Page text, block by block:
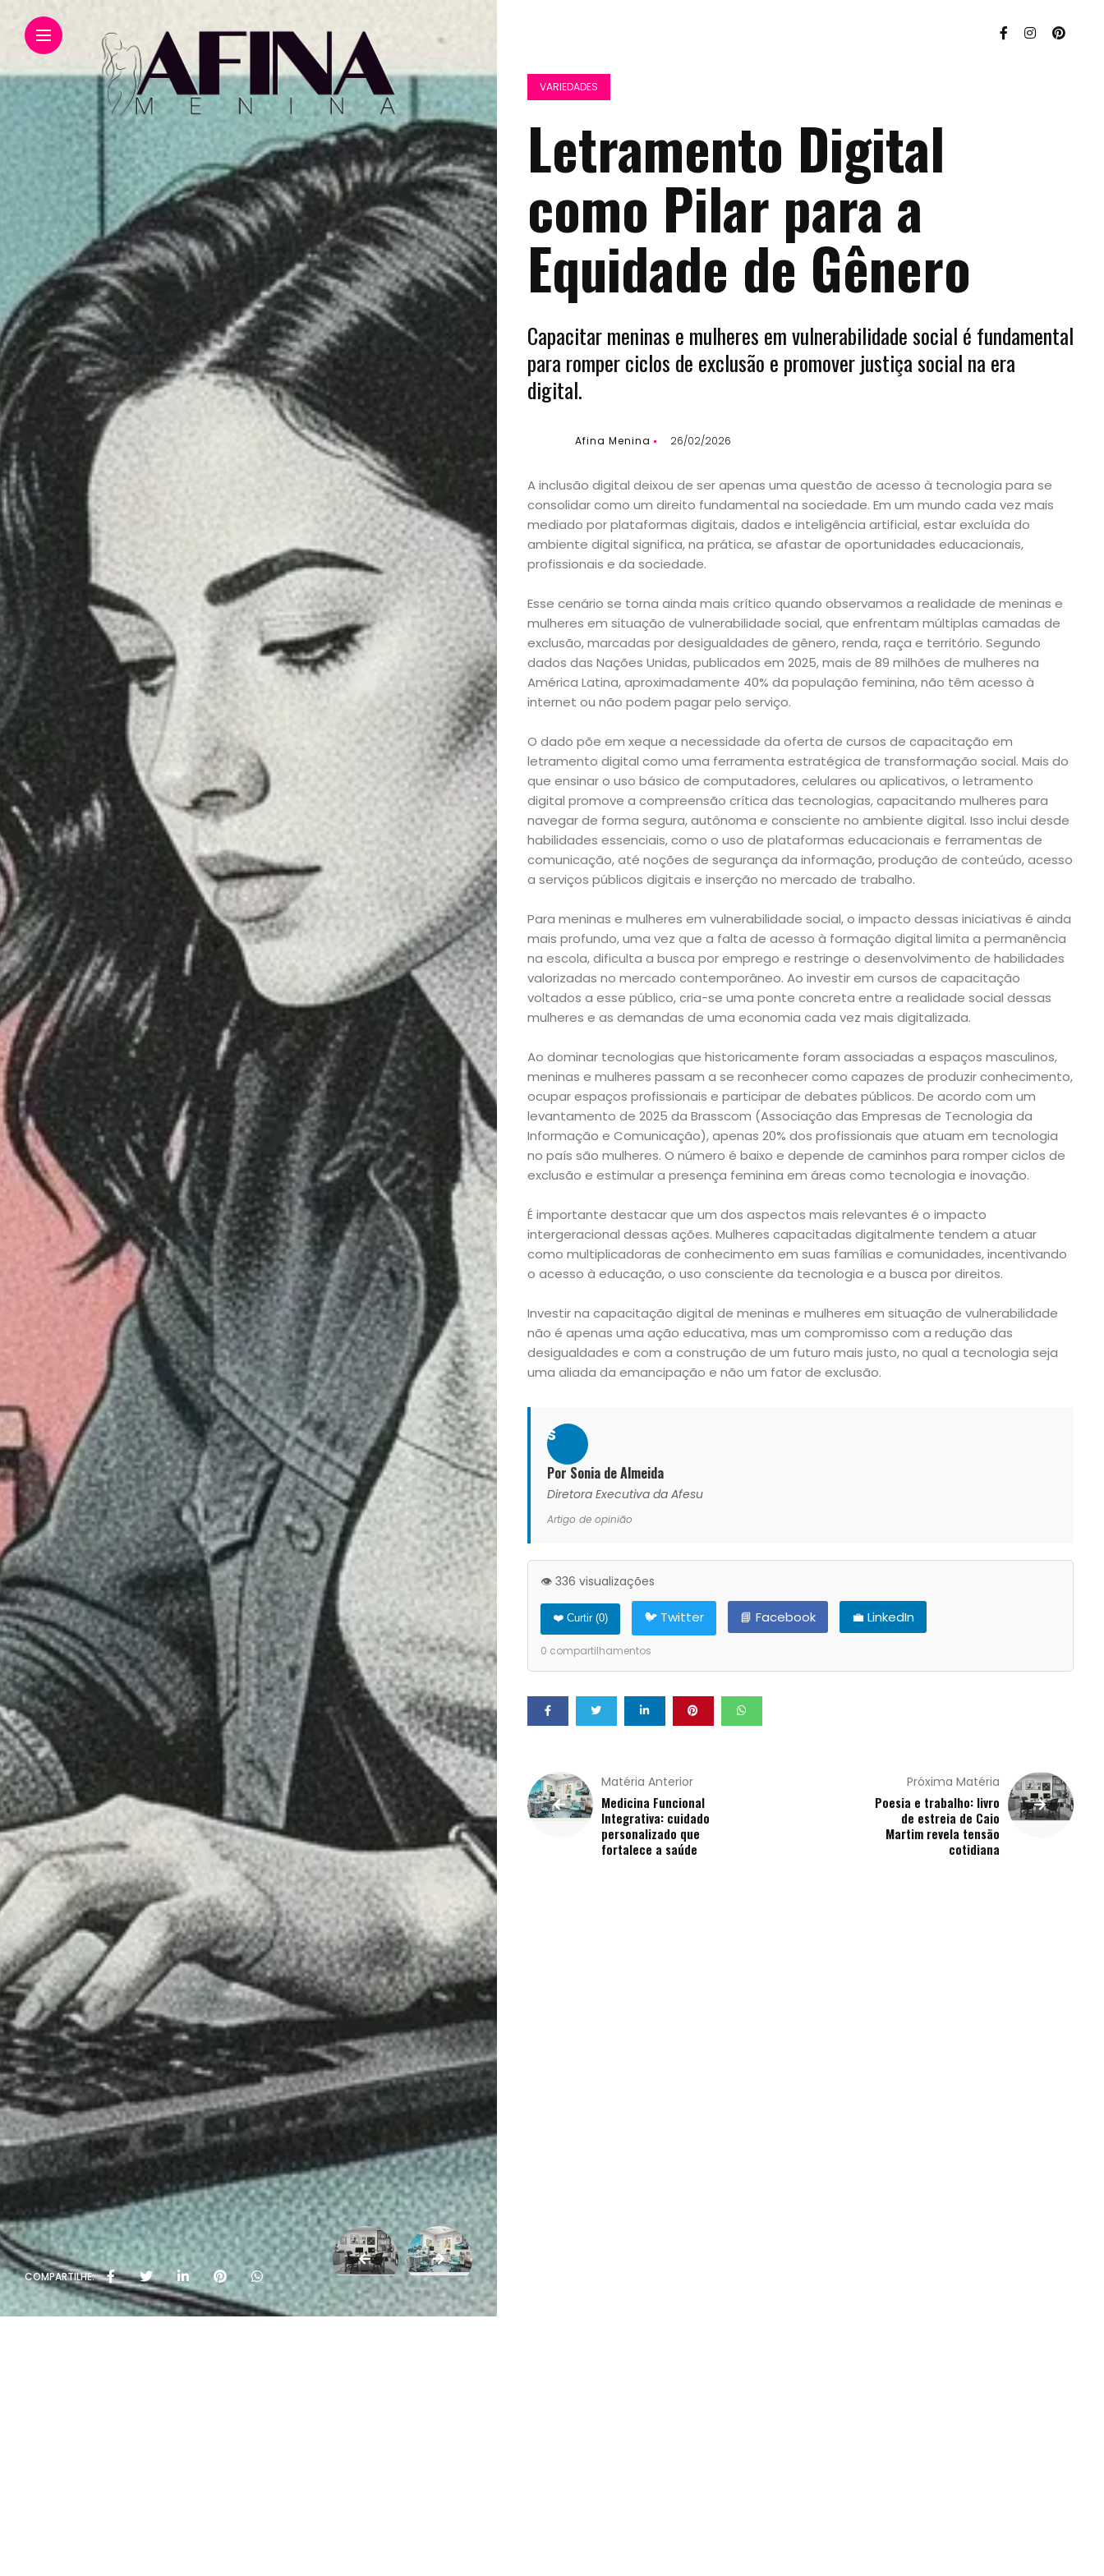
Início
Academia
Beleza
Bora
lá!
Casa
e
Decoração
Exclusiva
Homem
Mães
&
Filhos
Notícias
Opinião
Pets
Receitas
Saúde
e
de
Vida
COMPARTILHE:
VARIEDADES
Letramento Digital
como Pilar para a
Equidade de Gênero
Capacitar meninas e mulheres em vulnerabilidade social é fundamental
para romper ciclos de exclusão e promover justiça social na era
digital.
Afina Menina 26/02/2026
A inclusão digital deixou de ser apenas uma questão de acesso à tecnologia para se
consolidar como um direito fundamental na sociedade. Em um mundo cada vez mais
mediado por plataformas digitais, dados e inteligência artificial, estar excluída do
ambiente digital significa, na prática, se afastar de oportunidades educacionais,
profissionais e da sociedade.
Esse cenário se torna ainda mais crítico quando observamos a realidade de meninas e
mulheres em situação de vulnerabilidade social, que enfrentam múltiplas camadas de
exclusão, marcadas por desigualdades de gênero, renda, raça e território. Segundo
dados das Nações Unidas, publicados em 2025, mais de 89 milhões de mulheres na
América Latina, aproximadamente 40% da população feminina, não têm acesso à
internet ou não podem pagar pelo serviço.
O dado põe em xeque a necessidade da oferta de cursos de capacitação em
letramento digital como uma ferramenta estratégica de transformação social. Mais do
que ensinar o uso básico de computadores, celulares ou aplicativos, o letramento
digital promove a compreensão crítica das tecnologias, capacitando mulheres para
navegar de forma segura, autônoma e consciente no ambiente digital. Isso inclui desde
habilidades essenciais, como o uso de plataformas educacionais e ferramentas de
comunicação, até noções de segurança da informação, produção de conteúdo, acesso
a serviços públicos digitais e inserção no mercado de trabalho.
Para meninas e mulheres em vulnerabilidade social, o impacto dessas iniciativas é ainda
mais profundo, uma vez que a falta de acesso à formação digital limita a permanência
na escola, dificulta a busca por emprego e restringe o desenvolvimento de habilidades
valorizadas no mercado contemporâneo. Ao investir em cursos de capacitação
voltados a esse público, cria-se uma ponte concreta entre a realidade social dessas
mulheres e as demandas de uma economia cada vez mais digitalizada.
Ao dominar tecnologias que historicamente foram associadas a espaços masculinos,
meninas e mulheres passam a se reconhecer como capazes de produzir conhecimento,
ocupar espaços profissionais e participar de debates públicos. De acordo com um
levantamento de 2025 da Brasscom (Associação das Empresas de Tecnologia da
Informação e Comunicação), apenas 20% dos profissionais que atuam em tecnologia
no país são mulheres. O número é baixo e depende de caminhos para romper ciclos de
exclusão e estimular a presença feminina em áreas como tecnologia e inovação.
É importante destacar que um dos aspectos mais relevantes é o impacto
intergeracional dessas ações. Mulheres capacitadas digitalmente tendem a atuar
como multiplicadoras de conhecimento em suas famílias e comunidades, incentivando
o acesso à educação, o uso consciente da tecnologia e a busca por direitos.
Investir na capacitação digital de meninas e mulheres em situação de vulnerabilidade
não é apenas uma ação educativa, mas um compromisso com a redução das
desigualdades e com a construção de um futuro mais justo, no qual a tecnologia seja
uma aliada da emancipação e não um fator de exclusão.
S
Por Sonia de Almeida
Diretora Executiva da Afesu
Artigo de opinião
👁️ 336 visualizações
❤️ Curtir (0) 🐦 Twitter 📘 Facebook 💼 LinkedIn
0 compartilhamentos
Matéria Anterior
Medicina Funcional
Integrativa: cuidado
personalizado que
fortalece a saúde
Próxima Matéria
Poesia e trabalho: livro
de estreia de Caio
Martim revela tensão
cotidiana